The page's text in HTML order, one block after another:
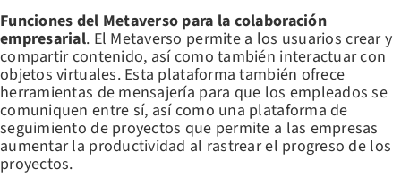
Funciones del Metaverso para la colaboración
empresarial. El Metaverso permite a los usuarios crear y
compartir contenido, así como también interactuar con
objetos virtuales. Esta plataforma también ofrece
herramientas de mensajería para que los empleados se
comuniquen entre sí, así como una plataforma de
seguimiento de proyectos que permite a las empresas
aumentar la productividad al rastrear el progreso de los
proyectos.